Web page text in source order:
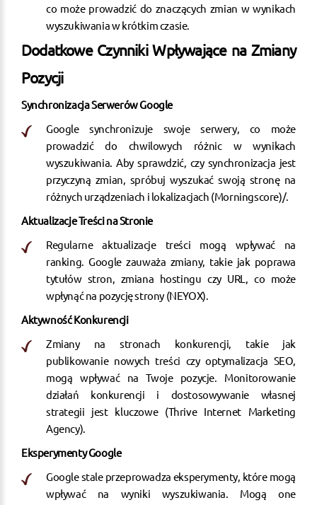
co może prowadzić do znaczących zmian w wynikach
wyszukiwania w krótkim czasie.
Dodatkowe Czynniki Wpływające na Zmiany
Pozycji
Synchronizacja Serwerów Google
Google synchronizuje swoje serwery, co może
prowadzić do chwilowych różnic w wynikach
wyszukiwania. Aby sprawdzić, czy synchronizacja jest
przyczyną zmian, spróbuj wyszukać swoją stronę na
różnych urządzeniach i lokalizacjach​ (Morningscore)​​/.
Aktualizacje Treści na Stronie
Regularne aktualizacje treści mogą wpływać na
ranking. Google zauważa zmiany, takie jak poprawa
tytułów stron, zmiana hostingu czy URL, co może
wpłynąć na pozycję strony​ (NEYOX)
Aktywność Konkurencji
Zmiany na stronach konkurencji, takie jak
publikowanie nowych treści czy optymalizacja SEO,
mogą wpływać na Twoje pozycje. Monitorowanie
działań konkurencji i dostosowywanie własnej
strategii jest kluczowe​(Thrive Internet Marketing
Agency)
Eksperymenty Google
Google stale przeprowadza eksperymenty, które mogą
wpływać na wyniki wyszukiwania. Mogą one